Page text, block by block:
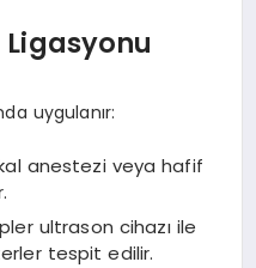
uygulanır:
anestezi veya hafif
ultrason cihazı ile
tespit edilir.